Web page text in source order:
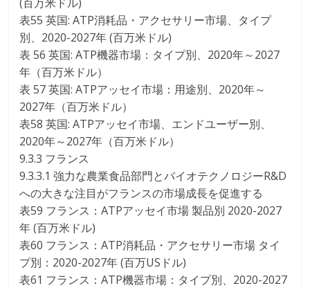
表55 英国: ATP消耗品・アクセサリー市場、タイプ
別、2020-2027年 (百万米ドル)
表 56 英国: ATP機器市場：タイプ別、2020年～2027
年（百万米ドル）
表 57 英国: ATPアッセイ市場：用途別、2020年～
2027年（百万米ドル）
表58 英国: ATPアッセイ市場、エンドユーザー別、
2020年～2027年（百万米ドル）
9.3.3 フランス
9.3.3.1 強力な農業食品部門とバイオテクノロジーR&D
への大きな注目がフランスの市場成長を促進する
表59 フランス：ATPアッセイ市場 製品別 2020-2027
年 (百万米ドル)
表60 フランス：ATP消耗品・アクセサリー市場 タイ
プ別：2020-2027年 (百万USドル)
表61 フランス：ATP機器市場：タイプ別、2020-2027